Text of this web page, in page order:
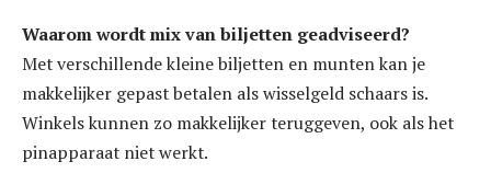
Waarom wordt mix van biljetten geadviseerd?
Met verschillende kleine biljetten en munten kan je
makkelijker gepast betalen als wisselgeld schaars is.
Winkels kunnen zo makkelijker teruggeven, ook als het
pinapparaat niet werkt.